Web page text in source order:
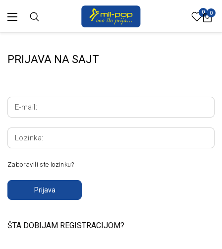
0 0
PRIJAVA NA SAJT
E-mail:
Lozinka:
Zaboravili ste lozinku?
Prijava
ŠTA DOBIJAM REGISTRACIJOM?